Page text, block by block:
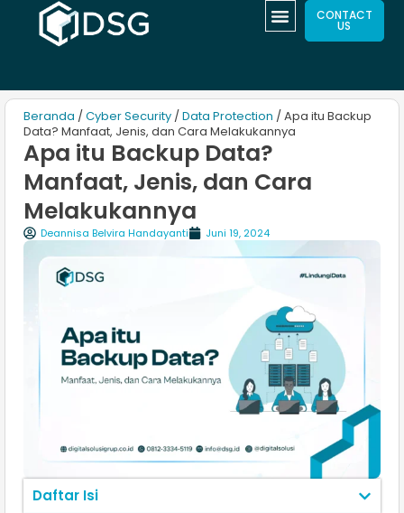
CONTACT
US
Beranda / Cyber Security / Data Protection / Apa itu Backup
Data? Manfaat, Jenis, dan Cara Melakukannya
Apa itu Backup Data?
Manfaat, Jenis, dan Cara
Melakukannya
Deannisa Belvira Handayanti Juni 19, 2024
Daftar Isi